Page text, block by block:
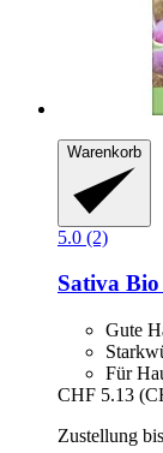
Warenkorb
5.0 (2)
Sativa
Gute
Für
CHF 5.13
Zustellung